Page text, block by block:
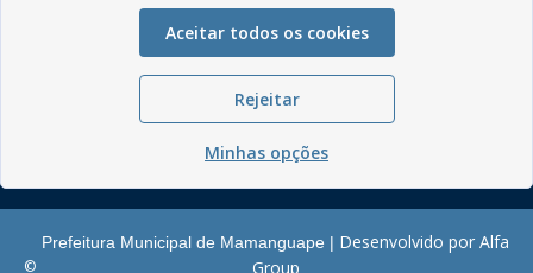
Manual de Navegação
Glossário
Ouvidoria
Política de Privacidade
©
Prefeitura Municipal de Mamanguape | Desenvolvido por Alfa
Group
Aceitar todos os cookies
Rejeitar
Minhas opções